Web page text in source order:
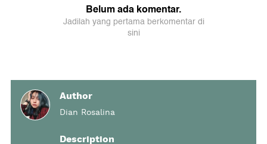
Author
Dian Rosalina
Description